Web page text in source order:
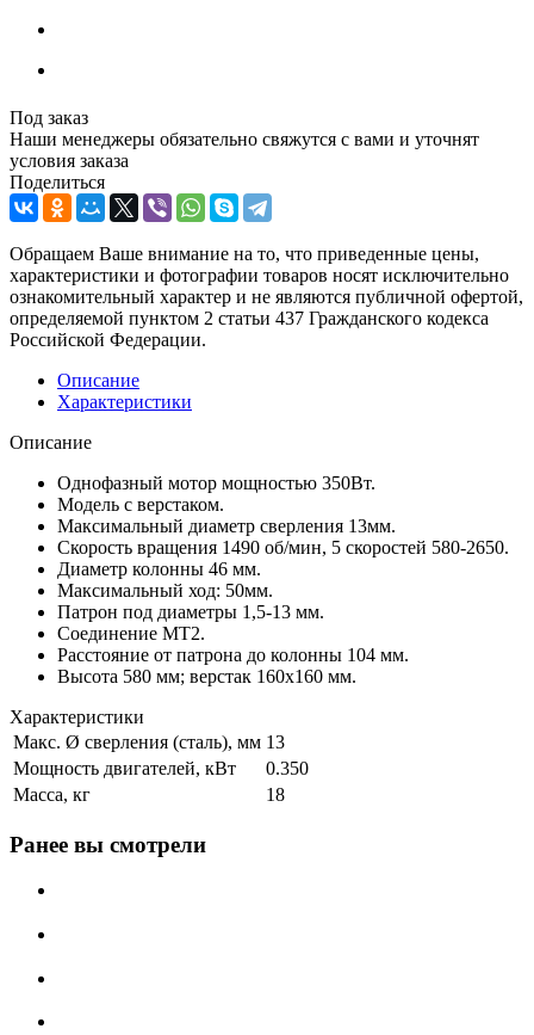
Под заказ
Наши менеджеры обязательно свяжутся с вами и уточнят
условия заказа
Поделиться
Обращаем Ваше внимание на то, что приведенные цены,
характеристики и фотографии товаров носят исключительно
ознакомительный характер и не являются публичной офертой,
определяемой пунктом 2 статьи 437 Гражданского кодекса
Российской Федерации.
Описание
Характеристики
Описание
Однофазный мотор мощностью 350Вт.
Модель с верстаком.
Максимальный диаметр сверления 13мм.
Скорость вращения 1490 об/мин, 5 скоростей 580-2650.
Диаметр колонны 46 мм.
Максимальный ход: 50мм.
Патрон под диаметры 1,5-13 мм.
Соединение МТ2.
Расстояние от патрона до колонны 104 мм.
Высота 580 мм; верстак 160x160 мм.
Характеристики
Макс. Ø сверления (сталь), мм 13
Мощность двигателей, кВт
0.350
Масса, кг
18
Ранее вы смотрели